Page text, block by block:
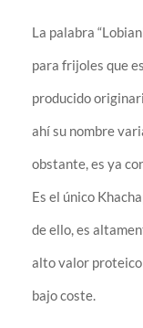
La palabra
para frijoles que
producido
ahí su nombre
obstante, es ya
Es el único
de ello, es
alto valor
bajo coste.